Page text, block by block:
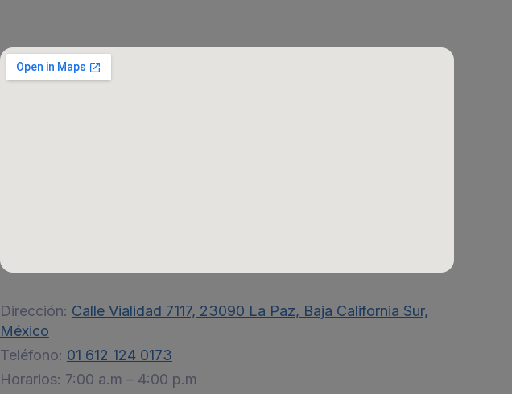
Dirección: Calle Vialidad 7117, 23090 La Paz, Baja California Sur,
México
Teléfono: 01 612 124 0173
Horarios: 7:00 a.m – 4:00 p.m